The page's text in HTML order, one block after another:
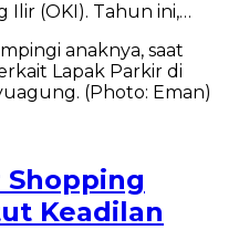
Ilir (OKI). Tahun ini,…
Keadilan